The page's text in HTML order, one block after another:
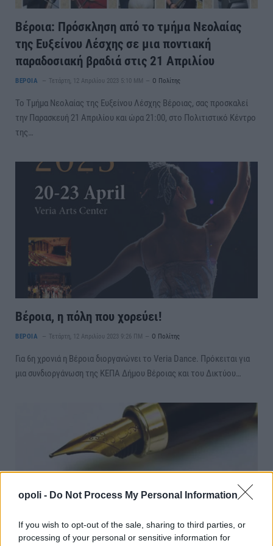
opoli - Do Not Process My Personal Information
If you wish to opt-out of the sale, sharing to third parties, or
processing of your personal or sensitive information for
Βέροια: Πρόσκληση από το τμήμα Νεολαίας
της Ευξείνου Λέσχης σε μια ποντιακή
παραδοσιακή βραδιά στις 21 Απριλίου
ΒΕΡΟΙΑ Τετάρτη, 12 Απριλίου 2023 5:10 ΜΜ Ο Πολίτης
Το Τμήμα Νεολαίας της Ευξείνου Λέσχης Βέροιας, σας προσκαλεί
την Παρασκευή 21 Απριλίου και ώρα 21:00, στο Πολιτιστικό Κέντρο
της…
Βέροια, η πόλη που χορεύει!
ΒΕΡΟΙΑ Τετάρτη, 12 Απριλίου 2023 9:26 ΠΜ Ο Πολίτης
Για 6η χρονιά η Βέροια διοργανώνει το Veria Dance. Πρόκειται για
μια συνδιοργάνωση της ΚΕΠΑ Δήμου Βέροιας και του Δικτύου…